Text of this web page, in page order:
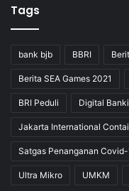
Tags
bank bjb BBRI
Berita SEA Games 2021
BRI Peduli Digital
Jakarta International
Satgas Penanganan
Ultra Mikro UMKM